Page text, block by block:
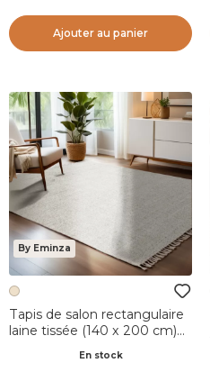
Ajouter au panier
By Eminza
Tapis de salon rectangulaire
laine tissée (140 x 200 cm)
En stock